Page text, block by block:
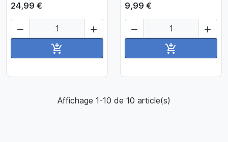
24,99 €
 

9,99 €
 

Affichage 1-10 de 10 article(s)